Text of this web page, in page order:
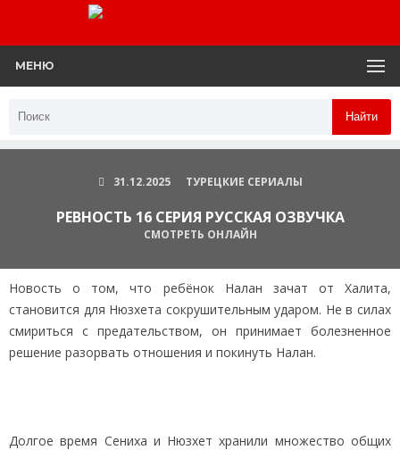
МЕНЮ
Найти
31.12.2025 ТУРЕЦКИЕ СЕРИАЛЫ
РЕВНОСТЬ 16 СЕРИЯ РУССКАЯ ОЗВУЧКА
СМОТРЕТЬ ОНЛАЙН
Новость о том, что ребёнок Налан зачат от Халита,
становится для Нюзхета сокрушительным ударом. Не в силах
смириться с предательством, он принимает болезненное
решение разорвать отношения и покинуть Налан.
Долгое время Сениха и Нюзхет хранили множество общих